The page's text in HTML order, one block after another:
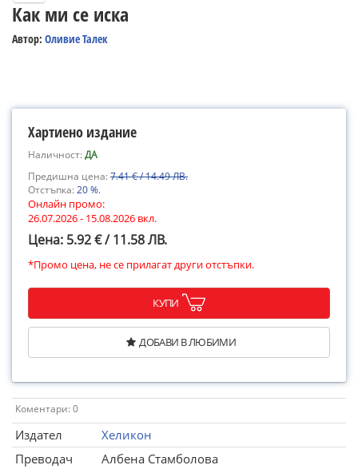
Как ми се иска
Автор: Оливие Талек
Хартиено издание
Наличност:ДА
Предишна цена:7.41 € / 14.49 ЛВ.
Отстъпка:20 %.
Онлайн промо:
26.07.2026 - 15.08.2026 вкл.
Цена: 5.92 € / 11.58 ЛВ.
*Промо цена, не се прилагат други отстъпки.
КУПИ
ДОБАВИ В ЛЮБИМИ
Коментари: 0
Издател
Хеликон
Преводач
Албена Стамболова